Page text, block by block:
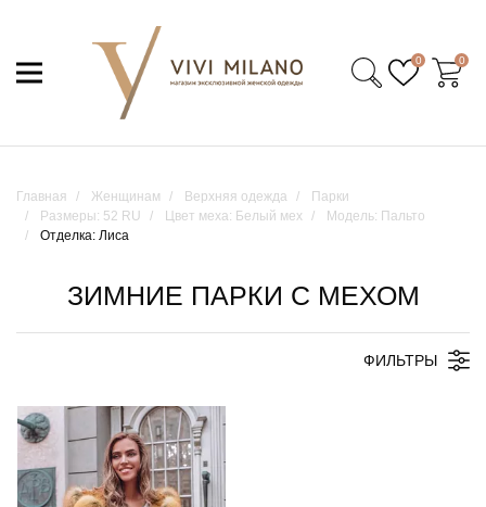
0 0
Главная Женщинам Верхняя одежда
Парки
Размеры: 52 RU
Цвет меха: Белый мех
Модель: Пальто
Отделка: Лиса
ЗИМНИЕ ПАРКИ С МЕХОМ
ФИЛЬТРЫ